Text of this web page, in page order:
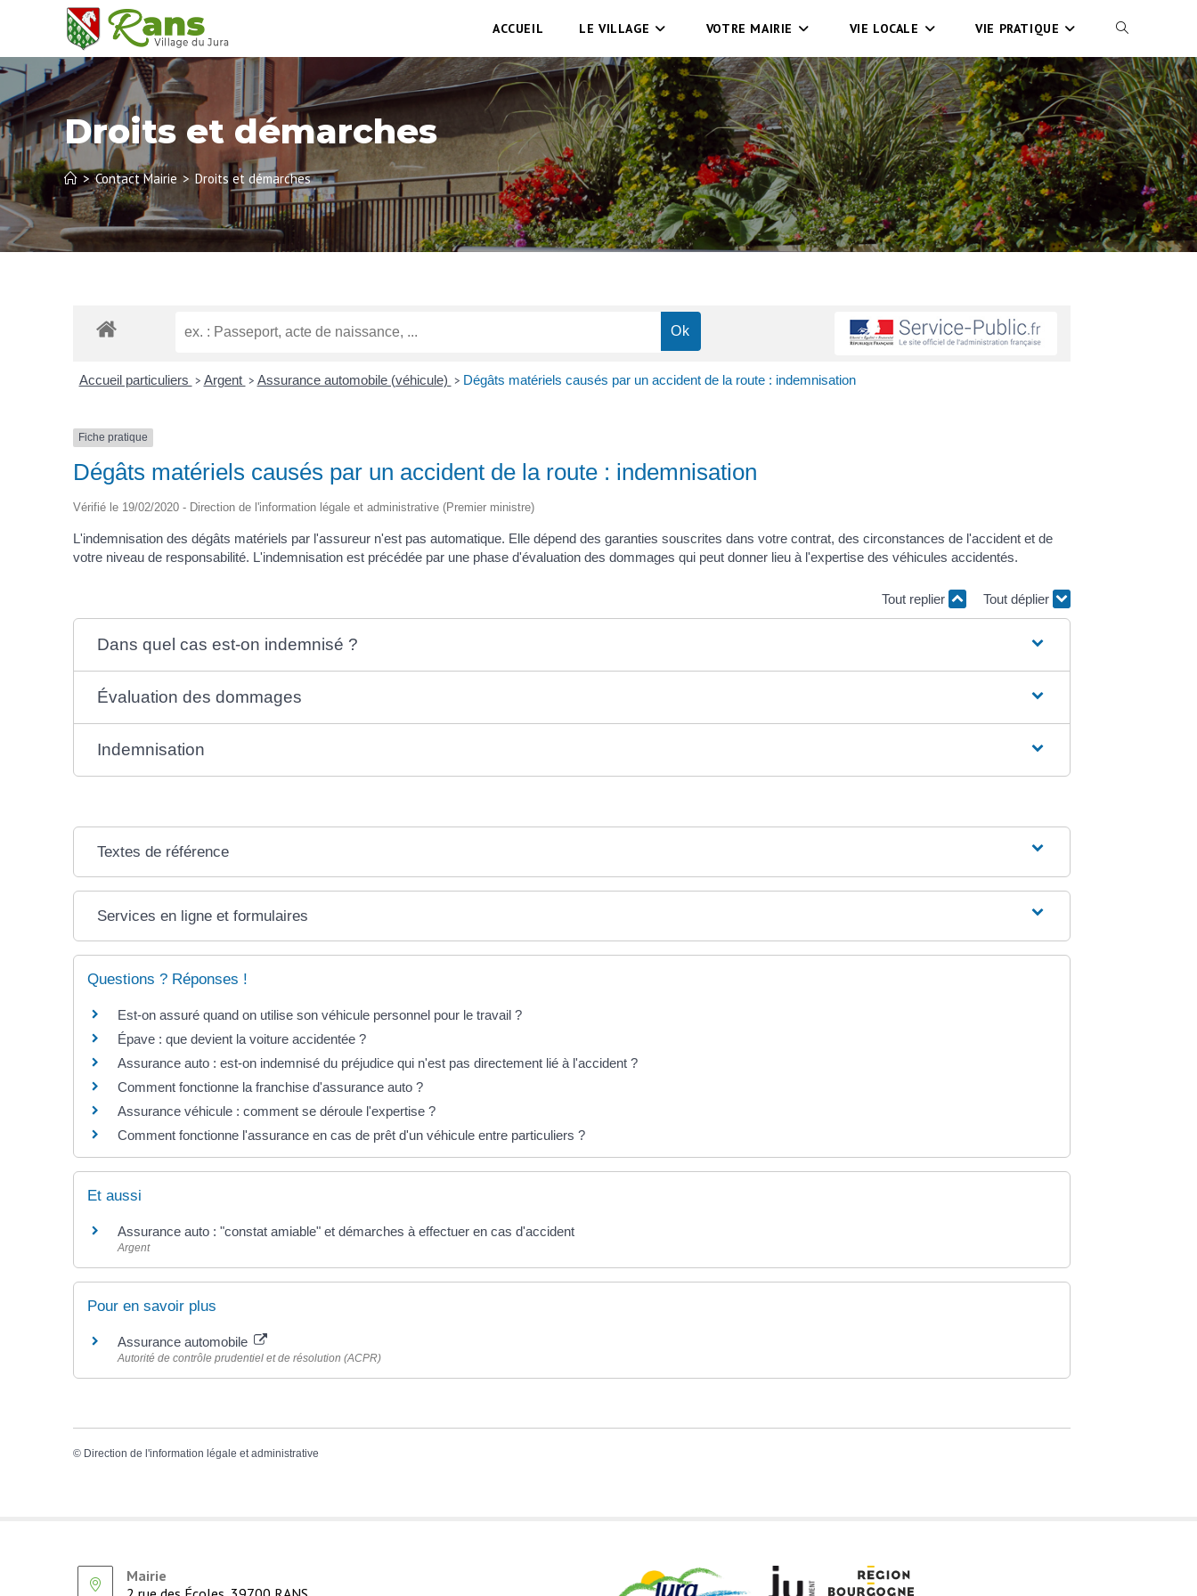
ACCUEIL LE VILLAGE VOTRE MAIRIE VIE LOCALE VIE PRATIQUE
Droits et démarches
> Contact Mairie > Droits et démarches
Accueil particuliers > Argent > Assurance automobile (véhicule) > Dégâts matériels causés par un accident de la route : indemnisation
Fiche pratique
Dégâts matériels causés par un accident de la route : indemnisation
Vérifié le 19/02/2020 - Direction de l'information légale et administrative (Premier ministre)
L'indemnisation des dégâts matériels par l'assureur n'est pas automatique. Elle dépend des garanties souscrites dans votre contrat, des circonstances de l'accident et de
votre niveau de responsabilité. L'indemnisation est précédée par une phase d'évaluation des dommages qui peut donner lieu à l'expertise des véhicules accidentés.
Tout replier Tout déplier
Dans quel cas est-on indemnisé ?
Évaluation des dommages
Indemnisation
Textes de référence
Services en ligne et formulaires
Questions ? Réponses !
Est-on assuré quand on utilise son véhicule personnel pour le travail ?
Épave : que devient la voiture accidentée ?
Assurance auto : est-on indemnisé du préjudice qui n'est pas directement lié à l'accident ?
Comment fonctionne la franchise d'assurance auto ?
Assurance véhicule : comment se déroule l'expertise ?
Comment fonctionne l'assurance en cas de prêt d'un véhicule entre particuliers ?
Et aussi
Assurance auto : "constat amiable" et démarches à effectuer en cas d'accident
Argent
Pour en savoir plus
Assurance automobile
Autorité de contrôle prudentiel et de résolution (ACPR)
© Direction de l'information légale et administrative
Mairie